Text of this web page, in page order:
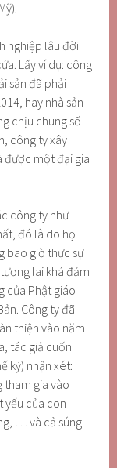
nghiệp lâu đời
Lấy ví dụ: công
sản đã phải
hay nhà sản
chịu chung số
công ty xây
được một đại gia
công ty như
đó là do họ
bao giờ thực sự
lai khá đảm
của Phật giáo
Công ty đã
thiện vào năm
tác giả cuốn
kỷ) nhận xét:
tham gia vào
yếu của con
… và cả súng